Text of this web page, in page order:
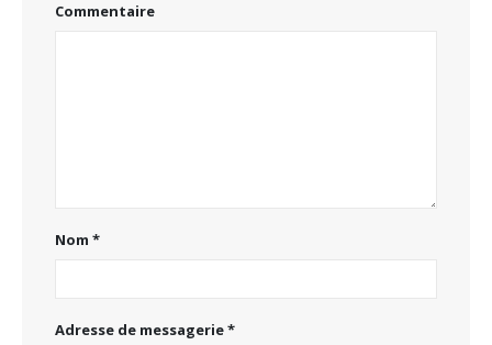
Commentaire
Nom *
Adresse de messagerie*